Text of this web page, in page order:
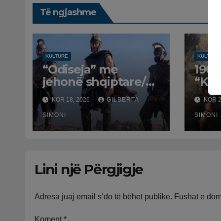
Të ngjashme
KULTURË
“Odiseja” me
jehonë shqiptare/
Etnomuzikologu
Vasil Tole
falënderon
kompozitorin
muzikore shqiptare
KOR 18, 2026 GILBERTA
SIMONI
KULTURË
190
/
KOR
SIMONI
Lini një Përgjigje
Adresa juaj email s’do të bëhet publike. Fushat e
Koment *